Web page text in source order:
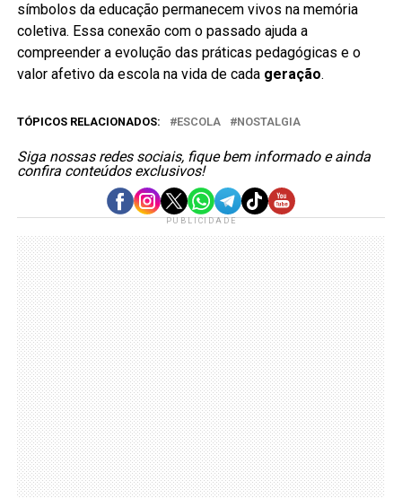
símbolos da educação permanecem vivos na memória
coletiva. Essa conexão com o passado ajuda a
compreender a evolução das práticas pedagógicas e o
valor afetivo da escola na vida de cada geração.
TÓPICOS RELACIONADOS: ESCOLA NOSTALGIA
Siga nossas redes sociais, fique bem informado e ainda
confira conteúdos exclusivos!
PUBLICIDADE